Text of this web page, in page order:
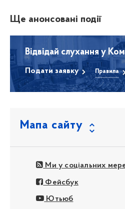
Ще анонсовані події
Відвідай слухання у
Подати заявку Правила
Мапа сайту
Ми у соціальних
Фейсбук
Ютьюб